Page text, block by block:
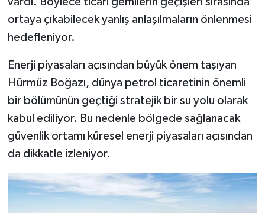
ortaya çıkabilecek yanlış anlaşılmaların önlenmesi
hedefleniyor.
Enerji piyasaları açısından büyük önem taşıyan
Hürmüz Boğazı, dünya petrol ticaretinin önemli
bir bölümünün geçtiği stratejik bir su yolu olarak
kabul ediliyor. Bu nedenle bölgede sağlanacak
güvenlik ortamı küresel enerji piyasaları açısından
da dikkatle izleniyor.